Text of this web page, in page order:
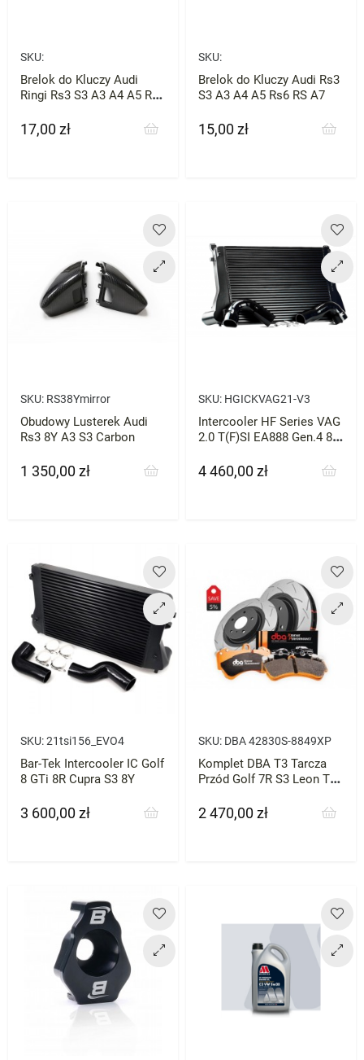
SKU:
Brelok do Kluczy Audi
Ringi Rs3 S3 A3 A4 A5 Rs6
Cena
17,00 zł
SKU:
Brelok do Kluczy Audi Rs3
S3 A3 A4 A5 Rs6 RS A7
Cena
15,00 zł
SKU: RS38Ymirror
Obudowy Lusterek Audi
Rs3 8Y A3 S3 Carbon
Cena
1 350,00 zł
SKU: HGICKVAG21-V3
Intercooler HF Series VAG
2.0 T(F)SI EA888 Gen.4 8R
S3 8Y)
Cena
4 460,00 zł
SKU:21tsi156_EVO4
Bar-Tek Intercooler IC Golf
8 GTi 8R Cupra S3 8Y
Cena
3 600,00 zł
SKU: DBA 42830S-8849XP
Komplet DBA T3 Tarcza
Przód Golf 7R S3 Leon TTs
Cena
2 470,00 zł